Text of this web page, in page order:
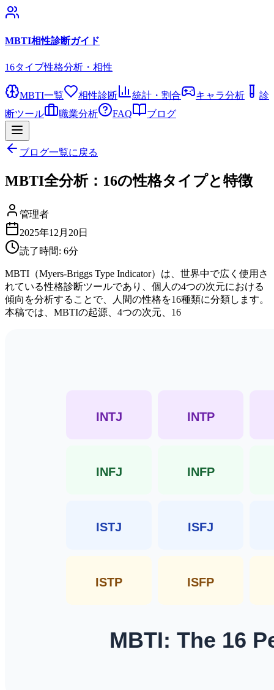
MBTI相性診断ガイド
16タイプ性格分析・相性
MBTI一覧 相性診断 統計・割合 キャラ分析
診
断ツール
職業分析 FAQ ブログ
ブログ一覧に戻る
MBTI全分析：16の性格タイプと特徴
管理者
2025年12月20日
読了時間: 6分
MBTI（Myers-Briggs Type Indicator）は、世界中で広く使用さ
れている性格診断ツールであり、個人の4つの次元における
傾向を分析することで、人間の性格を16種類に分類します。
本稿では、MBTIの起源、4つの次元、16